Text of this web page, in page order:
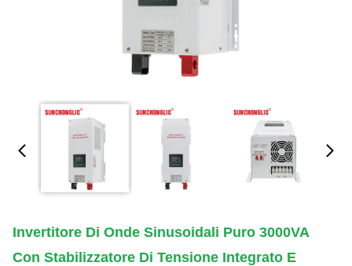
Invertitore Di Onde Sinusoidali Puro 3000VA
Con Stabilizzatore Di Tensione Integrato E